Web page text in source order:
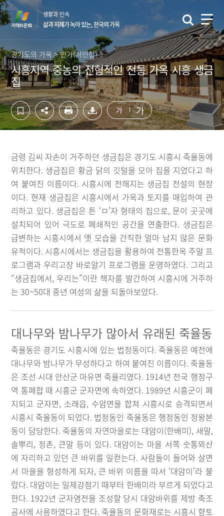
컨
텐
츠
역
바
로
가
기
하
단
영
바
로
가
기
생활과 민속
삶과 지혜가 녹아 있는, 한국의 가옥
경기도의 가옥 > 민가(서민집)
시흥지역 중농의 전형적인 전통 가옥 시흥 생금
집
가 가
금령 김씨 자손이 거주하던 생금집은 경기도 시흥시 죽율동에
위치한다. 생금집은 황금 닭의 깃털을 모아 집을 지었다고 하
여 붙여진 이름이다. 시흥시에 전해지는 생금집 전설의 현장
이다. 현재 생금집은 시흥시에서 가옥과 토지를 매입하여 관
리하고 있다. 생금집은 튼 ‘ㅁ’자 형태의 집으로, 문이 곳곳에
설치되어 있어 극도로 폐쇄적인 공간을 연출한다. 생금집은
급변하는 시흥시에서 옛 모습을 간직한 얼마 남지 않은 문화
유적이다. 시흥시에서는 생금집을 활용하여 전통한옥 주말 프
로그램과 우리고장 바로알기 프로그램을 운영하였다. 그리고
“생금집에서, 우리는”이란 책자를 발간하여 시흥시에 거주하
는 30~50대 중년 여성의 삶을 되돌아보았다.
대나무와 밤나무가 많아서 유래된 죽율동
죽율동은 경기도 시흥시에 있는 법정동이다. 죽율동은 예전에
대나무와 밤나무가 무성하다고 하여 붙여진 이름이다. 죽율동
은 조선 시대 안산군 마유면 죽율리였다. 1914년 전국 행정구
역 통폐합 때 시흥군 군자면에 속하였다. 1989년 시흥군이 폐
지되고 군자면, 소래읍, 수암면을 합쳐 시흥시로 승격되면서
시흥시 죽율동이 되었다. 법정동인 죽율동은 행정동인 정왕본
동이 담당한다. 죽율동의 자연마을로는 대암이(한배미), 새말,
솔뿌리, 정촌, 큰말 등이 있다. 대암이는 마을 서쪽 숫통뫼산
에 자리하고 있던 큰 바위를 일컫는다. 사람들이 들어와 살면
서 마을을 형성하게 되자, 큰 바위 이름을 따서 ‘대암이’라 불
렀다. 대암이는 일제강점기 때부터 한배미라 부르게 되었다고
한다. 1922년 군자염전을 조성할 당시 대암바위를 제방 축조
공사에 사용하였다고 한다. 죽율동의 문화재로는 시흥시 향토